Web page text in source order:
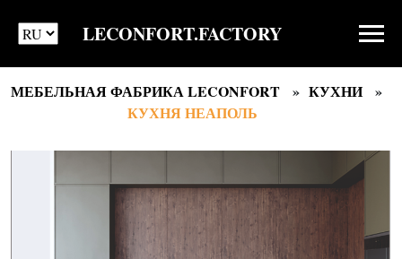
LECONFORT.FACTORY
МЕБЕЛЬНАЯ ФАБРИКА LECONFORT
КУХНИ
КУХНЯ НЕАПОЛЬ